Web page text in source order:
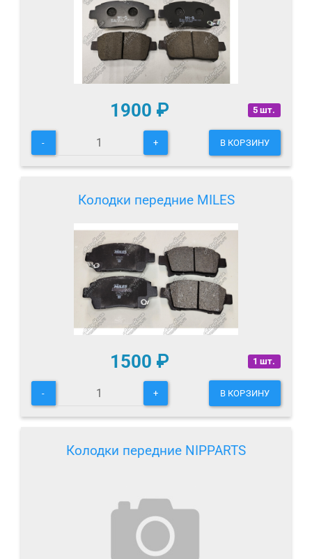
5 шт.
1900 ₽
- + В КОРЗИНУ
Колодки передние MILES
1 шт.
1500 ₽
- + В КОРЗИНУ
Колодки передние NIPPARTS